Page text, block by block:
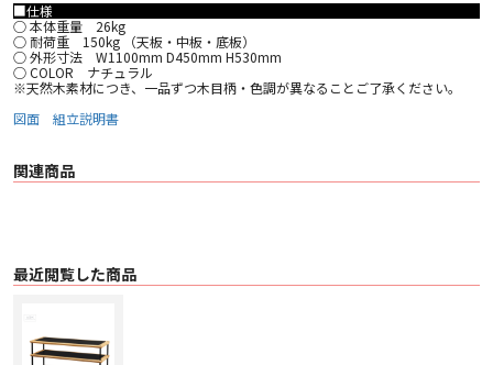
■仕様
○ 本体重量 26kg
○ 耐荷重 150kg （天板・中板・底板）
○ 外形寸法 W1100mm D450mm H530mm
○ COLOR ナチュラル
※天然木素材につき、一品ずつ木目柄・色調が異なることご了承ください。
図面
組立説明書
関連商品
最近閲覧した商品